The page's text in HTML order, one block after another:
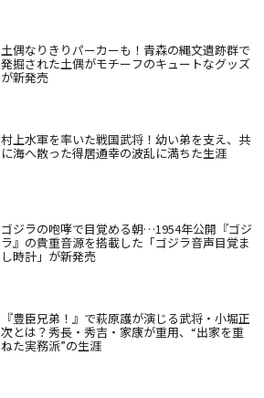
土偶なりきりパーカーも！青森の縄文遺跡群で
発掘された土偶がモチーフのキュートなグッズ
が新発売
村上水軍を率いた戦国武将！幼い弟を支え、共
に海へ散った得居通幸の波乱に満ちた生涯
ゴジラの咆哮で目覚める朝…1954年公開『ゴジ
ラ』の貴重音源を搭載した「ゴジラ音声目覚ま
し時計」が新発売
『豊臣兄弟！』で萩原護が演じる武将・小堀正
次とは？秀長・秀吉・家康が重用、“出家を重
ねた実務派”の生涯